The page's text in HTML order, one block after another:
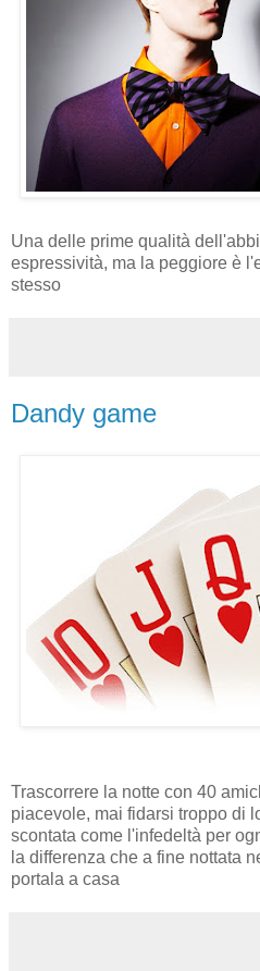
Una delle prime qualità
espressività, ma la peggiore è
stesso
Dandy game
Trascorrere la notte con 40
piacevole, mai fidarsi troppo di
scontata come l'infedeltà per
la differenza che a fine nottata
portala a casa